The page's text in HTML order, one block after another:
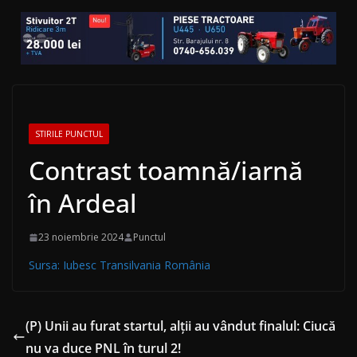
STIRILE PUNCTUL
Contrast toamnă/iarnă
în Ardeal
23 noiembrie 2024 Punctul
Sursa: Iubesc Transilvania România
(P) Unii au furat startul, alții au vândut finalul: Ciucă
nu va duce PNL în turul 2!